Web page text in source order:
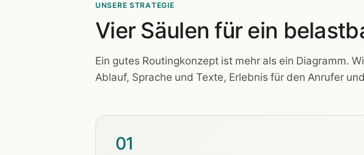
UNSERE STRATEGIE
Vier Säulen für ein
Ein gutes Routingkonzept ist mehr als ein Diagramm.
Ablauf, Sprache und Texte, Erlebnis für den Anrufer
01